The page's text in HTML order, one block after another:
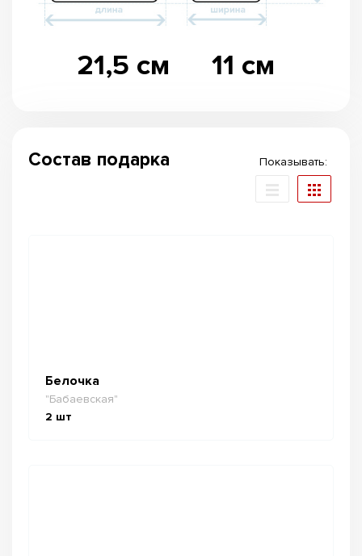
21,5 см 11 см
Состав подарка Показывать:
Белочка
"Бабаевская"
2 шт